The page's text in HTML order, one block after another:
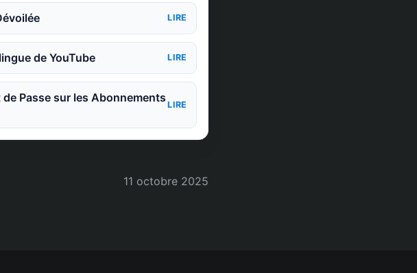
LIRE
de YouTube LIRE
Passe sur les Abonnements
LIRE
11 octobre 2025